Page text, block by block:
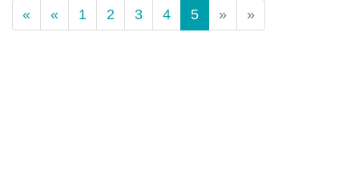
« « 1 2 3 4 5(Standort)
» »